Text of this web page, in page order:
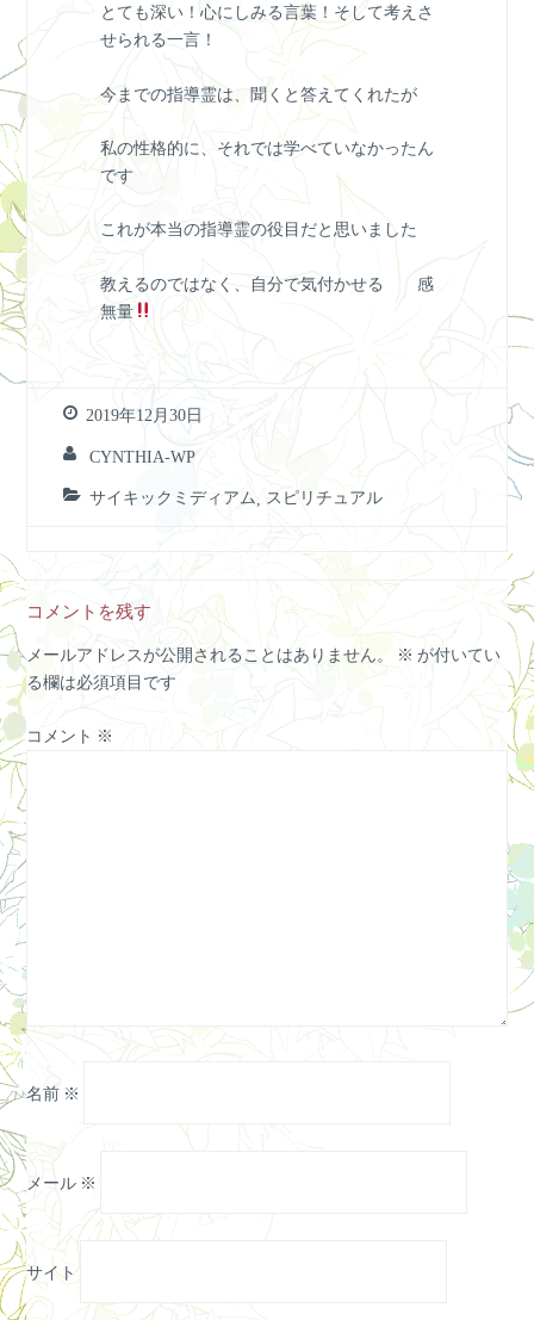
とても深い！心にしみる言葉！そして考えさ
せられる一言！
今までの指導霊は、聞くと答えてくれたが
私の性格的に、それでは学べていなかったん
です
これが本当の指導霊の役目だと思いました
教えるのではなく、自分で気付かせる 感
無量
2019年12月30日
CYNTHIA-WP
サイキックミディアム スピリチュアル
コメントを残す
メールアドレスが公開されることはありません。 ※ が付いてい
る欄は必須項目です
コメント ※
名前 ※
メール ※
サイト